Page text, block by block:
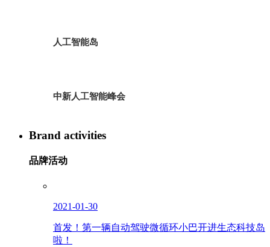
人工智能岛
中新人工智能峰会
Brand activities
品牌活动
2021-01-30
首发！第一辆自动驾驶微循环小巴开进生态科技岛
啦！